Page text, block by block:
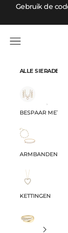
Naar inhoudGebruik de
Menu
ALLE SIERADEN
BESPAAR MET
ARMBANDEN
KETTINGEN